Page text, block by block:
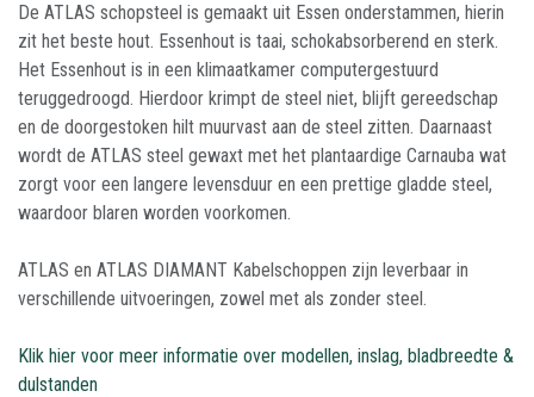
De ATLAS schopsteel is gemaakt uit Essen onderstammen, hierin
zit het beste hout. Essenhout is taai, schokabsorberend en sterk.
Het Essenhout is in een klimaatkamer computergestuurd
teruggedroogd. Hierdoor krimpt de steel niet, blijft gereedschap
en de doorgestoken hilt muurvast aan de steel zitten. Daarnaast
wordt de ATLAS steel gewaxt met het plantaardige Carnauba wat
zorgt voor een langere levensduur en een prettige gladde steel,
waardoor blaren worden voorkomen.
ATLAS en ATLAS DIAMANT Kabelschoppen zijn leverbaar in
verschillende uitvoeringen, zowel met als zonder steel.
Klik hier voor meer informatie over modellen, inslag, bladbreedte &
dulstanden